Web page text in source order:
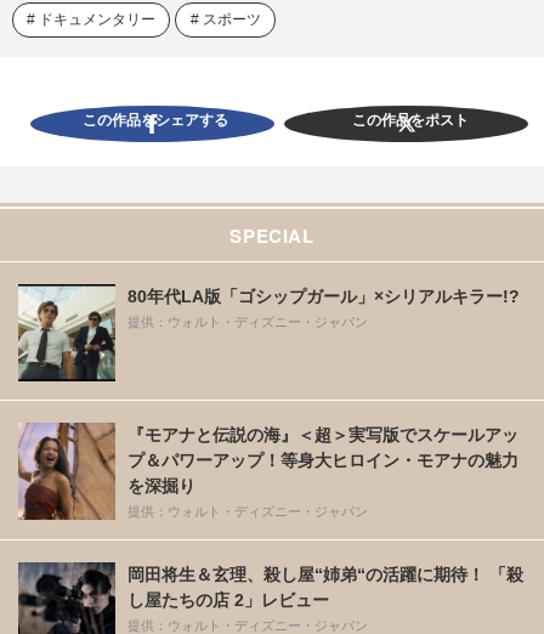
ドキュメンタリー スポーツ
この作品をシェアする この作品をポスト
SPECIAL
80年代LA版「ゴシップガール」×シリアルキラー!?
提供：ウォルト・ディズニー・ジャパン
『モアナと伝説の海』＜超＞実写版でスケールアッ
プ＆パワーアップ！等身大ヒロイン・モアナの魅力
を深掘り
提供：ウォルト・ディズニー・ジャパン
岡田将生＆玄理、殺し屋“姉弟“の活躍に期待！ 「殺
し屋たちの店 2」レビュー
提供：ウォルト・ディズニー・ジャパン